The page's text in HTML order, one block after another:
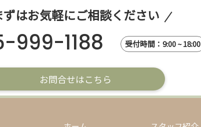
ずはお気軽にご相談ください
999-1188 受付時間：9:00 ~ 18:00
お問合せはこちら